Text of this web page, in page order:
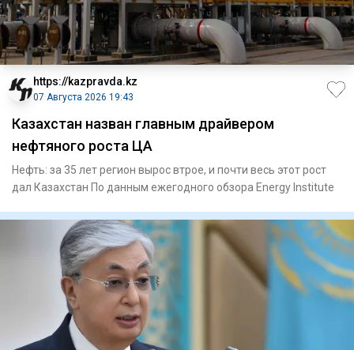
https://kazpravda.kz
07 Августа 2026 19:43
Казахстан назван главным драйвером
нефтяного роста ЦА
Нефть: за 35 лет регион вырос втрое, и почти весь этот рост
дал Казахстан По данным ежегодного обзора Energy Institute